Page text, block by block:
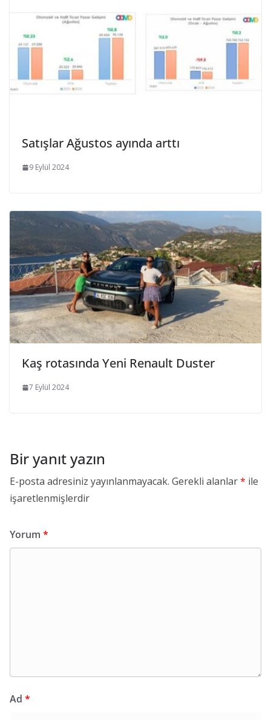
Satışlar Ağustos ayında arttı
9 Eylül 2024
Kaş rotasında Yeni Renault Duster
7 Eylül 2024
Bir yanıt yazın
E-posta adresiniz yayınlanmayacak. Gerekli alanlar* ile
işaretlenmişlerdir
Yorum *
Ad *